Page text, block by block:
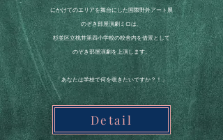
にかけてのエリアを舞台にした国際野外アート展
のぞき部屋演劇ミロは、
杉並区立桃井第四小学校の校舎内を借景として
のぞき部屋演劇を上演します。
​「あなたは学校で何を覗きたいですか？！」
Detail